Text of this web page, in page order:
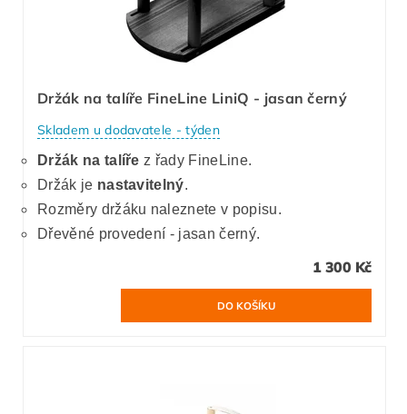
Držák na talíře FineLine LiniQ - jasan černý
Skladem u dodavatele - týden
Držák na talíře z řady FineLine.
Držák je nastavitelný.
Rozměry držáku naleznete v popisu.
Dřevěné provedení - jasan černý.
1 300 Kč